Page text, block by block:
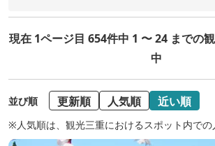
現在 1ページ目 654件中 1 〜 24 までの
中
並び順 更新順 人気順 近い順
※人気順は、観光三重におけるスポット内での